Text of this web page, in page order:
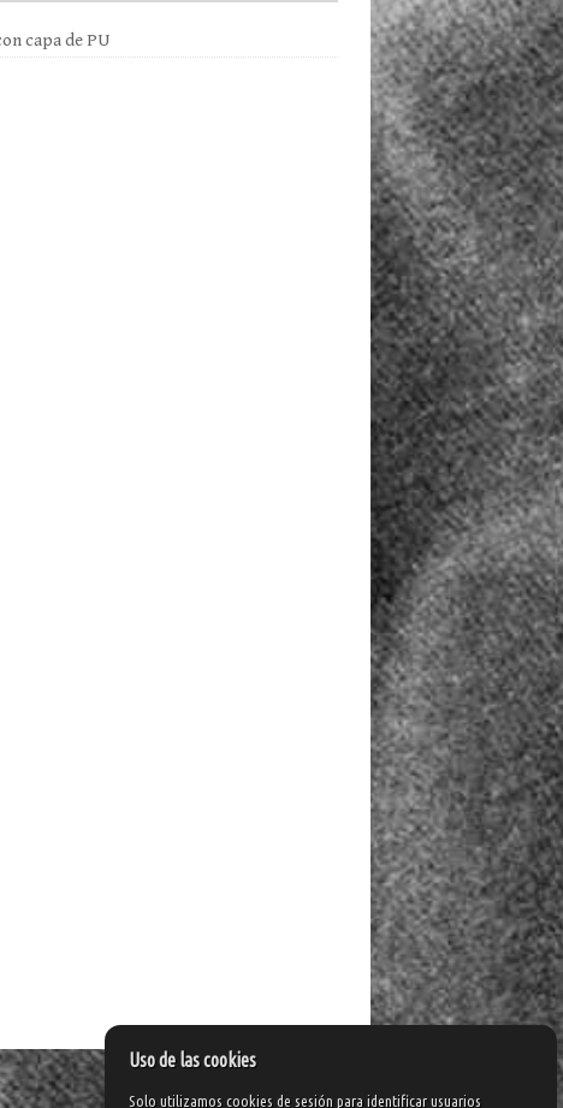
capa de PU
Uso de las cookies
Solo utilizamos cookies de sesión para identificar usuarios